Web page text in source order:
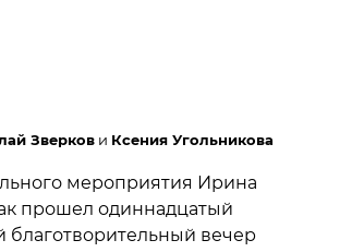
Зверкови Ксения Угольникова
мероприятия Ирина
прошел одиннадцатый
вечер